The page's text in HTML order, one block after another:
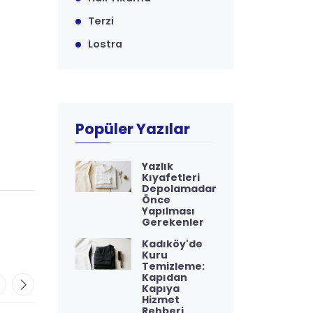
Terzi
Lostra
Popüler Yazılar
Yazlık
Kıyafetleri
Depolamadan
Önce
Yapılması
Gerekenler
Kadıköy'de
Kuru
Temizleme:
Kapıdan
Kapıya
Hizmet